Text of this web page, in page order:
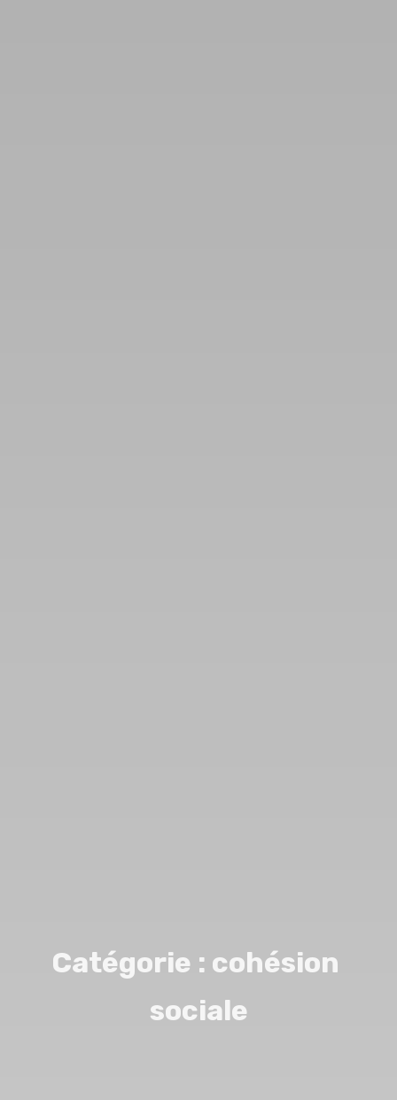
Catégorie : cohésion
sociale